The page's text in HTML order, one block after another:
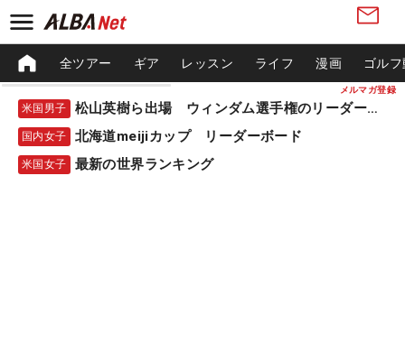
メルマガ登録
全ツアー ギア レッスン ライフ 漫画 ゴル
米国男子 松山英樹ら出場 ウィンダム選手権のリーダーボード
国内女子 北海道meijiカップ リーダーボード
米国女子 最新の世界ランキング